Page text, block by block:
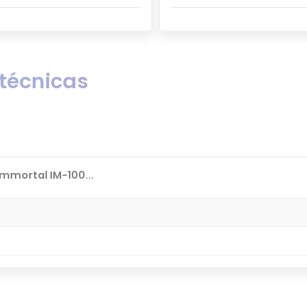
IM-100...